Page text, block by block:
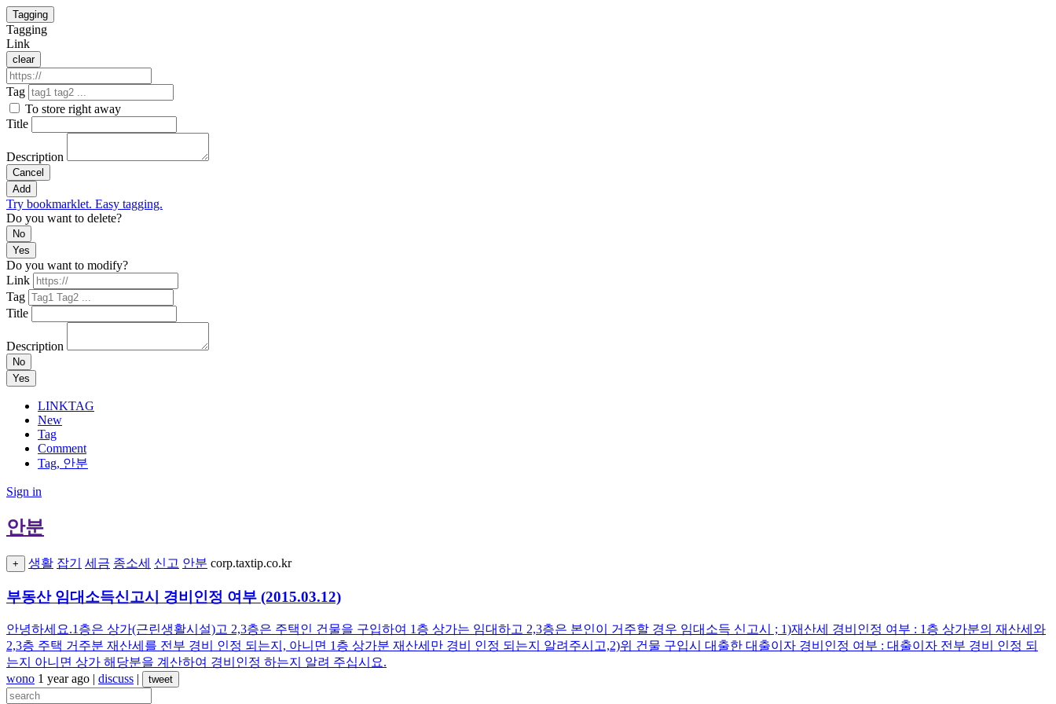
Tagging
Tagging
Link
clear
Tag
To store right away
Title
Description
Cancel
Add
Try bookmarklet. Easy tagging.
Do you want to delete?
No
Yes
Do you want to modify?
Link
Tag
Title
Description
No
Yes
LINKTAG
New
Tag
Comment
Tag, 안분
Sign in
안분
+ 생활 잡기 세금 종소세 신고 안분 corp.taxtip.co.kr
부동산 임대소득신고시 경비인정 여부 (2015.03.12)
안녕하세요.1층은 상가(근린생활시설)고 2,3층은 주택인 건물을 구입하여 1층 상가는 임대하고 2,3층은 본인이 거주할 경우 임대소득 신고시 ; 1)재산세 경비인정 여부 : 1층 상가분의 재산세와
2,3층 주택 거주분 재산세를 전부 경비 인정 되는지, 아니면 1층 상가분 재산세만 경비 인정 되는지 알려주시고,2)위 건물 구입시 대출한 대출이자 경비인정 여부 : 대출이자 전부 경비 인정 되
는지 아니면 상가 해당분을 계산하여 경비인정 하는지 알려 주십시요.
wono 1 year ago | discuss | tweet